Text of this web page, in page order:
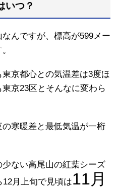
いつ？
んですが、標高が599メー
京都心との気温差は3度ほ
京23区とそんなに変わら
寒暖差と最低気温が一桁
ない高尾山の紅葉シーズ
月上旬で見頃は11月